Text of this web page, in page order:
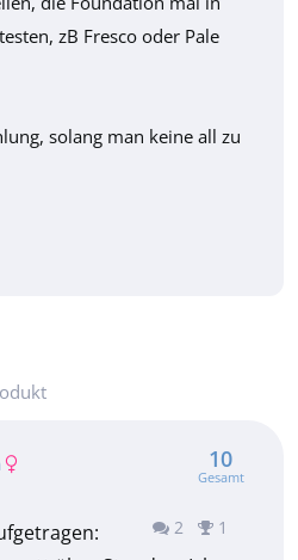
zB Fresco oder Pale
solang man keine all zu
10
Gesamt
1
2